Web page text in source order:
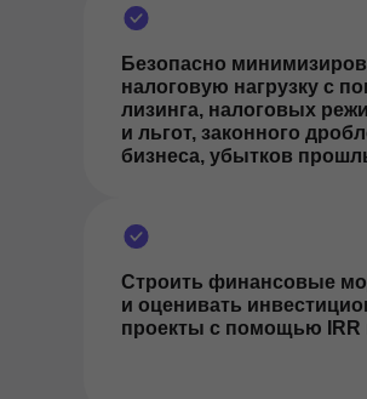
Безопасно
налоговую нагрузку с
лизинга, налоговых
и льгот, законного
бизнеса, убытков
Строить финансовые
и оценивать
проекты с помощью IRR